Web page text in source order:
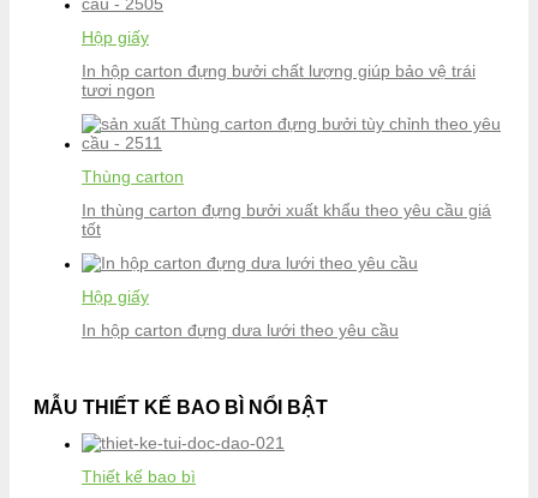
Hộp giấy
In hộp carton đựng bưởi chất lượng giúp bảo vệ trái
tươi ngon
Thùng carton
In thùng carton đựng bưởi xuất khẩu theo yêu cầu giá
tốt
Hộp giấy
In hộp carton đựng dưa lưới theo yêu cầu
MẪU THIẾT KẾ BAO BÌ NỔI BẬT
Thiết kế bao bì